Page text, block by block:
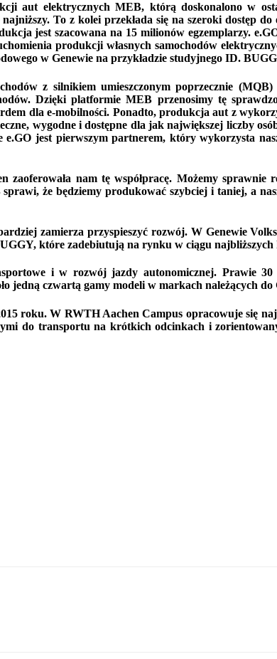
aut elektrycznych MEB, którą doskonalono w
To z kolei przekłada się na szeroki dostęp
jest szacowana na 15 milionów egzemplarzy.
produkcji własnych samochodów
w Genewie na przykładzie studyjnego ID.
z silnikiem umieszczonym poprzecznie (MQB)
Dzięki platformie MEB przenosimy tę
dla e-mobilności. Ponadto, produkcja aut z
wygodne i dostępne dla jak największej liczby
jest pierwszym partnerem, który wykorzysta
nam tę współpracę. Możemy
że będziemy produkować szybciej i taniej, a
zamierza przyspieszyć rozwój. W Genewie
które zadebiutują na rynku w ciągu
i w rozwój jazdy autonomicznej. Prawie
jedną czwartą gamy modeli w markach należących
roku. W RWTH Aachen Campus opracowuje się
do transportu na krótkich odcinkach i